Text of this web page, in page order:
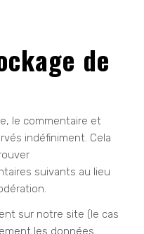
de
le commentaire et
indéfiniment. Cela
suivants au lieu
sur notre site (le cas
les données